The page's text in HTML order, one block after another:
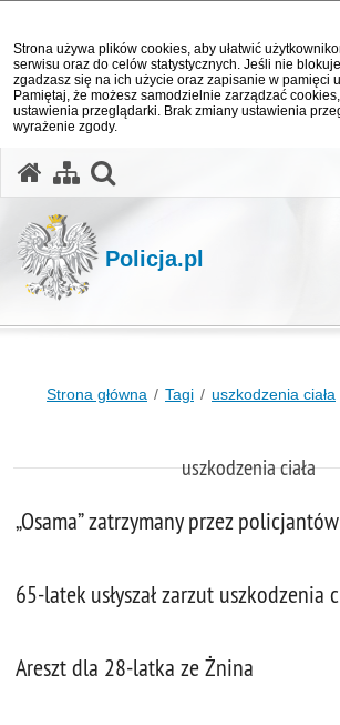
Strona używa plików cookies, aby ułatwić
serwisu oraz do celów statystycznych. Jeśli nie
zgadzasz się na ich użycie oraz zapisanie w pamięci
Pamiętaj, że możesz samodzielnie zarządzać
ustawienia przeglądarki. Brak zmiany ustawienia
wyrażenie zgody.
Policja.pl
Strona główna Tagi uszkodzenia ciała
uszkodzenia ciała
„Osama” zatrzymany przez policjantów
65-latek usłyszał zarzut uszkodzenia
Areszt dla 28-latka ze Żnina